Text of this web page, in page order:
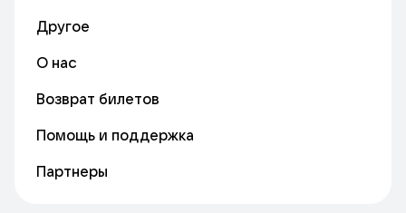
Другое
О нас
Возврат билетов
Помощь и поддержка
Партнеры